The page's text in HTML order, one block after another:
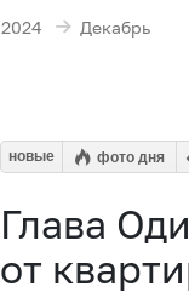
2024 Декабрь
новые фото дня
Глава
от